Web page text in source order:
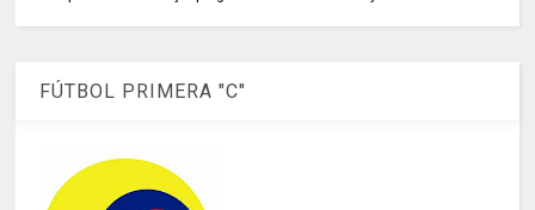
FÚTBOL PRIMERA "C"